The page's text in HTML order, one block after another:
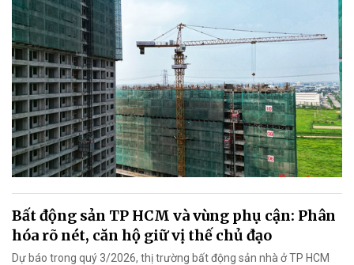
Bất động sản TP HCM và vùng phụ cận: Phân
hóa rõ nét, căn hộ giữ vị thế chủ đạo
Dự báo trong quý 3/2026, thị trường bất động sản nhà ở TP HCM